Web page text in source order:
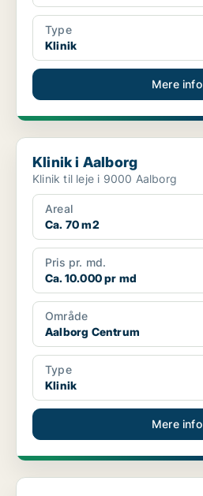
Type
Klinik
Mere info
Klinik i Aalborg
Klinik i Aalborg
Klinik til leje i 9000 Aalborg
Areal
Ca. 70 m2
Pris pr. md.
Ca. 10.000 pr md
Område
Aalborg Centrum
Type
Klinik
Mere info
Klinik i Aalborg